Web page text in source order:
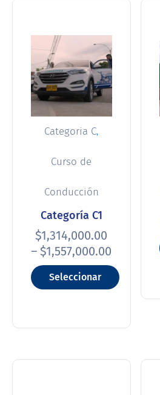
Categoria C,
Curso de
Conducción
Categoría C1
$1,314,000.00
– $1,557,000.00
Seleccionar